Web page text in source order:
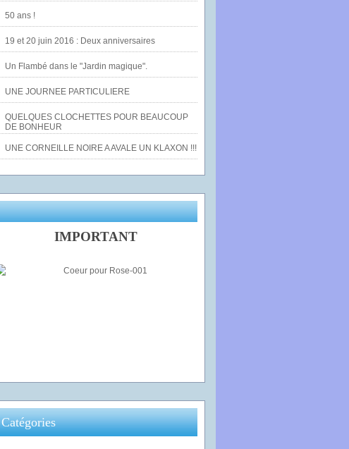
50 ans !
19 et 20 juin 2016 : Deux anniversaires
Un Flambé dans le "Jardin magique".
UNE JOURNEE PARTICULIERE
QUELQUES CLOCHETTES POUR BEAUCOUP
DE BONHEUR
UNE CORNEILLE NOIRE A AVALE UN KLAXON !!!
IMPORTANT
Catégories